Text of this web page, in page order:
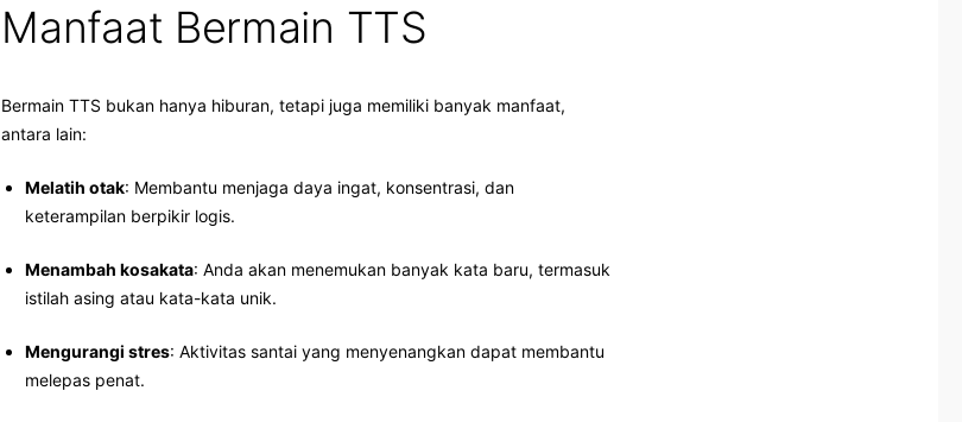
Manfaat Bermain TTS
Bermain TTS bukan hanya hiburan, tetapi juga memiliki banyak manfaat,
antara lain:
Melatih otak: Membantu menjaga daya ingat, konsentrasi, dan
keterampilan berpikir logis.
Menambah kosakata: Anda akan menemukan banyak kata baru, termasuk
istilah asing atau kata-kata unik.
Mengurangi stres: Aktivitas santai yang menyenangkan dapat membantu
melepas penat.